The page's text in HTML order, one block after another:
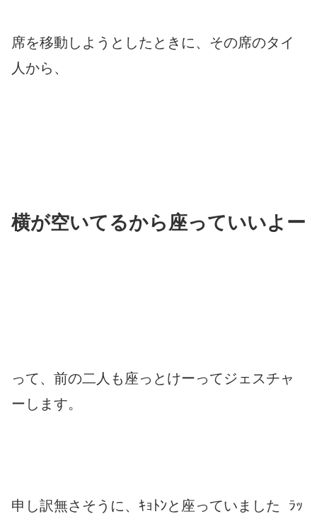
席を移動しようとしたときに、その席のタイ
人から、
横が空いてるから座っていいよー
って、前の二人も座っとけーってジェスチャ
ーします。
申し訳無さそうに、ｷｮﾄﾝと座っていました ﾗｯ